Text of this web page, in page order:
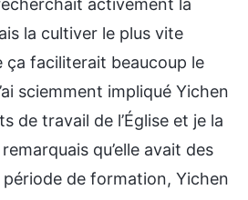
la cultiver le plus vite
ça faciliterait beaucoup le
sciemment impliqué Yichen
de travail de l’Église et je la
qu’elle avait des
période de formation, Yichen